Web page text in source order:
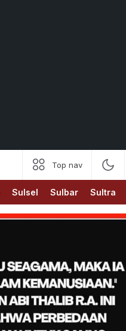
Top nav
Sulsel Sulbar Sultra